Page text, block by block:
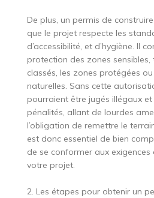
De plus, un permis de
que le projet respecte les
d’accessibilité, et d’hygiène. Il
protection des zones sensibles,
classés, les zones protégées
naturelles. Sans cette
pourraient être jugés illégaux
pénalités, allant de lourdes
l’obligation de remettre le
est donc essentiel de bien
de se conformer aux
votre projet.
2. Les étapes pour obtenir un